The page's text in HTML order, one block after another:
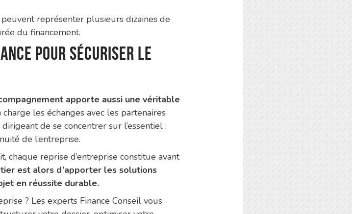
représenter plusieurs dizaines de
du financement.
pour sécuriser le
apporte aussi une véritable
charge les échanges avec les partenaires
de se concentrer sur l’essentiel :
de l’entreprise.
chaque reprise d’entreprise constitue avant
est alors d’apporter les solutions
en réussite durable.
? Les experts Finance Conseil vous